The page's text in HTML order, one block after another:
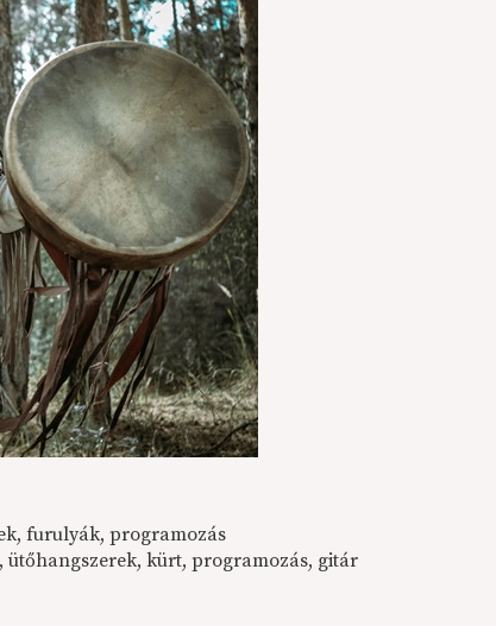
furulyák, programozás
kürt, programozás, gitár